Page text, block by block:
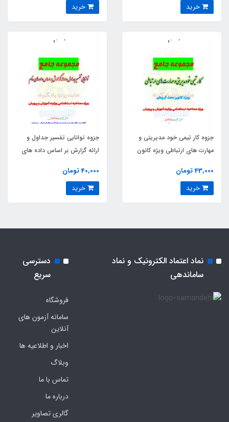
جزوه کار تیمی خود مدیریتی و
مهارت های ارتباطی ویژه کانون
43,000 تومان
جزوه توانایی تفسیر جداول و
ارائه گزارش بر اساس داده های
40,000 تومان
نماد اعتماد الکترونیک و نماد
ساماندهی
دسترسی
سریع
فروشگاه
سامانه آزمون های
آنلاین
اخبار و اطلاعیه ها
وبلاگ
تماس با ما
درباره ما
گالری تصاویر